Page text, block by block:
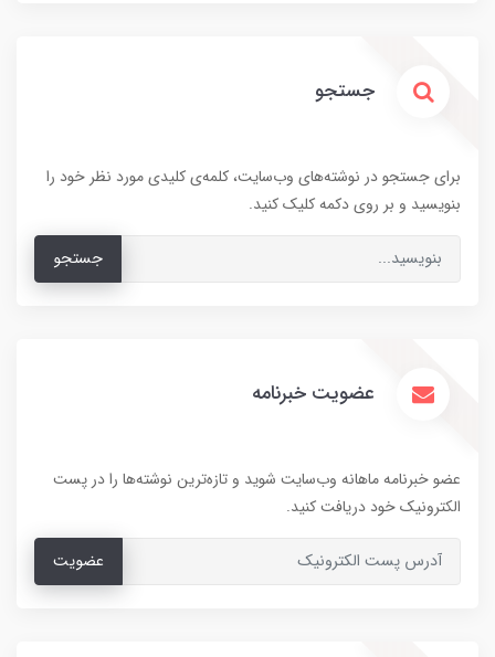
جستجو
برای جستجو در نوشته‌های وب‌سایت، کلمه‌ی کلیدی مورد نظر خود را
بنویسید و بر روی دکمه کلیک کنید.
جستجو
عضویت خبرنامه
عضو خبرنامه ماهانه وب‌سایت شوید و تازه‌ترین نوشته‌ها را در پست
الکترونیک خود دریافت کنید.
عضویت